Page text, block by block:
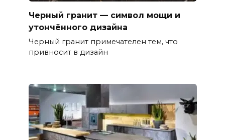
Черный гранит — символ мощи и
утончённого дизайна
Черный гранит примечателен тем, что
привносит в дизайн